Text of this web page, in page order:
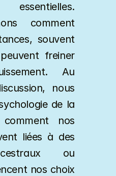
essentielles.
comment
souvent
freiner
Au
nous
de la
nos
liées à des
ou
nos choix